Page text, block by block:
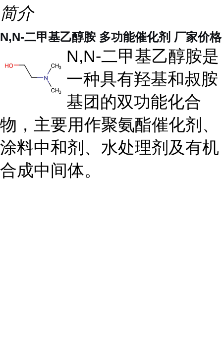
简介
N,N-二甲基乙醇胺 多功能催化剂 厂家价格
N,N-二甲基乙醇胺是
一种具有羟基和叔胺
基团的双功能化合
物，主要用作聚氨酯催化剂、
涂料中和剂、水处理剂及有机
合成中间体。